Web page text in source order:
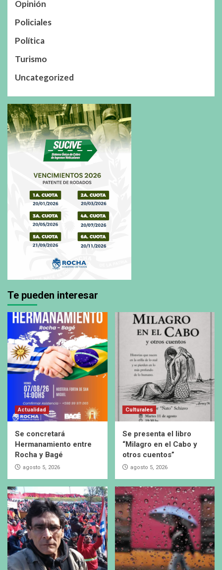
Opinión
Policiales
Política
Turismo
Uncategorized
Te pueden interesar
Actualidad
Se concretará
Hermanamiento entre
Rocha y Bagé
agosto 5, 2026
Culturales
Se presenta el libro
“Milagro en el Cabo y
otros cuentos”
agosto 5, 2026